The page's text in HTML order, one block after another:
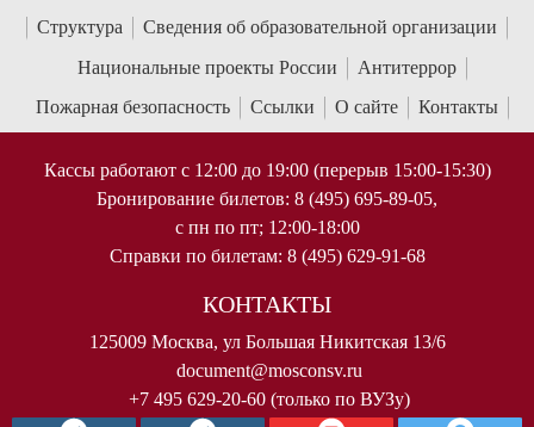
Структура
Сведения об образовательной организации
Национальные проекты России
Антитеррор
Пожарная безопасность
Ссылки О сайте Контакты
Кассы работают с 12:00 до 19:00 (перерыв 15:00-15:30)
Бронирование билетов: 8 (495) 695-89-05,
с пн по пт; 12:00-18:00
Справки по билетам: 8 (495) 629-91-68
КОНТАКТЫ
125009 Москва, ул Большая Никитская 13/6
document@mosconsv.ru
+7 495 629-20-60 (только по ВУЗу)